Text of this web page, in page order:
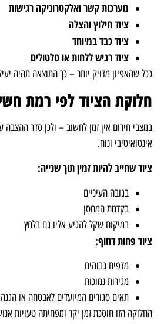
מערכות קשר ואלקטרוניקה רגישות
ציוד חילוץ והצלה
ציוד כבד במיוחד
ציוד רגיש ללחות או טלטולים
ככל שהאפיון מדויק יותר – כך התוצאה תהיה
חלוקת הציוד לפי רמת
במצבי חירום אין זמן לחשוב – ולכן סדר ההצבה
אינטואיטיבי ונוח.
ציוד שחייב להיות זמין תוך שנייה:
בגובה העיניים
בקדמת המחסן
במיקום שקל להגיע אליו גם בלחץ
ציוד פחות דחוף:
מדפים גבוהים
מגירות נמוכות
תאים סגורים המיועדים לאבטחה או הגנה
החלוקה הזו חוסכת זמן יקר ומפחיתה טעויות